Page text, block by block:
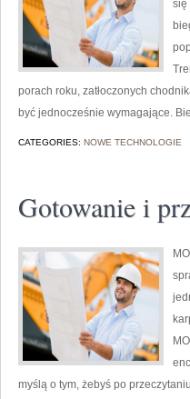
się
porach roku, zatłoczonych
być jednocześnie wymagające.
CATEGORIES: NOWE TECHNOLOGIE
Gotowanie i
myślą o tym, żebyś po